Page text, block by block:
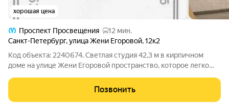
хорошая цена
Проспект Просвещения
12 мин.
Санкт-Петербург,улица Жени Егоровой,12к2
Код объекта: 2240674. Светлая студия 42,3 м в кирпичном
доме на улице Жени Егоровой пространство, которое легко
обеспечивает комфортный подъём без длительного ожидания
лифта и приятный городской
Позвонить